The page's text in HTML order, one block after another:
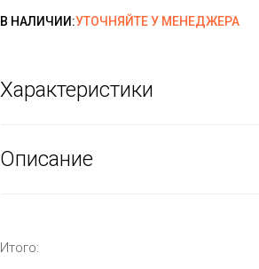
В НАЛИЧИИ:УТОЧНЯЙТЕ У МЕНЕДЖЕРА
Характеристики
Описание
Итого: